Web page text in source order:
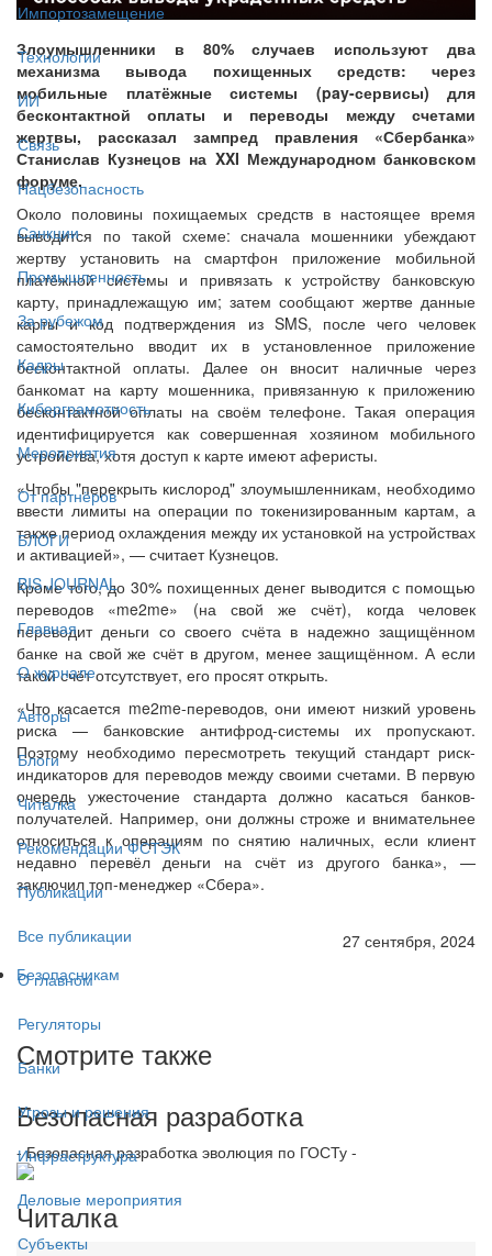
Импортозамещение
Технологии
ИИ
Связь
Нацбезопасность
Санкции
Промышленность
За рубежом
Кадры
Киберграмотность
Мероприятия
От партнёров
БЛОГИ
BIS JOURNAL
Главная
О журнале
Авторы
Блоги
Читалка
Рекомендации ФСТЭК
Публикации
Все публикации
О главном
Регуляторы
Банки
Угрозы и решения
Инфраструктура
Деловые мероприятия
Субъекты
Злоумышленники в 80% случаев используют два
механизма вывода похищенных средств: через
мобильные платёжные системы (pay-сервисы) для
бесконтактной оплаты и переводы между счетами
жертвы, рассказал зампред правления «Сбербанка»
Станислав Кузнецов на XXI Международном банковском
форуме.
Около половины похищаемых средств в настоящее время
выводится по такой схеме: сначала мошенники убеждают
жертву установить на смартфон приложение мобильной
платёжной системы и привязать к устройству банковскую
карту, принадлежащую им; затем сообщают жертве данные
карты и код подтверждения из SMS, после чего человек
самостоятельно вводит их в установленное приложение
бесконтактной оплаты. Далее он вносит наличные через
банкомат на карту мошенника, привязанную к приложению
бесконтактной оплаты на своём телефоне. Такая операция
идентифицируется как совершенная хозяином мобильного
устройства, хотя доступ к карте имеют аферисты.
«Чтобы "перекрыть кислород" злоумышленникам, необходимо
ввести лимиты на операции по токенизированным картам, а
также период охлаждения между их установкой на устройствах
и активацией», — считает Кузнецов.
Кроме того, до 30% похищенных денег выводится с помощью
переводов «me2me» (на свой же счёт), когда человек
переводит деньги со своего счёта в надежно защищённом
банке на свой же счёт в другом, менее защищённом. А если
такой счёт отсутствует, его просят открыть.
«Что касается me2me-переводов, они имеют низкий уровень
риска — банковские антифрод-системы их пропускают.
Поэтому необходимо пересмотреть текущий стандарт риск-
индикаторов для переводов между своими счетами. В первую
очередь ужесточение стандарта должно касаться банков-
получателей. Например, они должны строже и внимательнее
относиться к операциям по снятию наличных, если клиент
недавно перевёл деньги на счёт из другого банка», —
заключил топ-менеджер «Сбера».
27 сентября, 2024
Безопасникам
Смотрите также
Безопасная разработка
- Безопасная разработка эволюция по ГОСТу -
Читалка